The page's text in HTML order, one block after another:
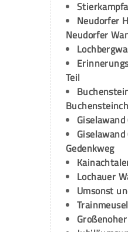
Neudorfer
Neudorfer
Teil
Gedenkweg
Lochauer
Umsonst